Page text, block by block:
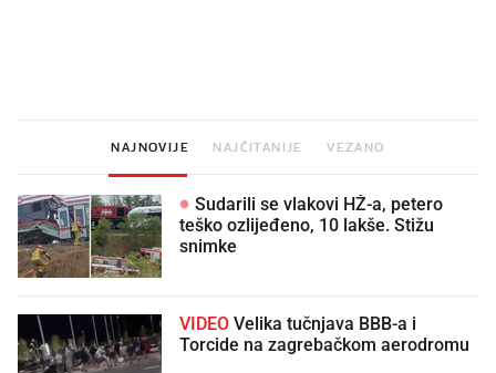
NAJNOVIJE NAJČITANIJE VEZANO
Sudarili se vlakovi HŽ-a, petero
teško ozlijeđeno, 10 lakše. Stižu
snimke
VIDEO
Torcide na zagrebačkom aerodromu